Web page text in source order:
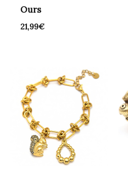
Ours
21,99€